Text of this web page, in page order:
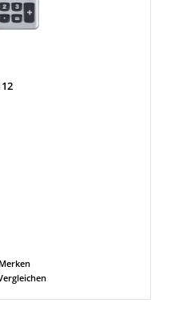
Merken